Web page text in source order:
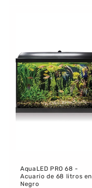
AquaLED PRO 68 -
Acuario de 68 litros en
Negro